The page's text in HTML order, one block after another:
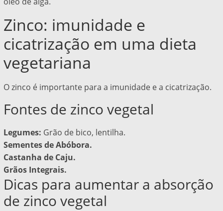
Zinco: imunidade e
cicatrização em uma dieta
vegetariana
O zinco é importante para a imunidade e a cicatrização.
Fontes de zinco vegetal
Legumes: Grão de bico, lentilha.
Sementes de Abóbora.
Castanha de Caju.
Grãos Integrais.
Dicas para aumentar a absorção
de zinco vegetal